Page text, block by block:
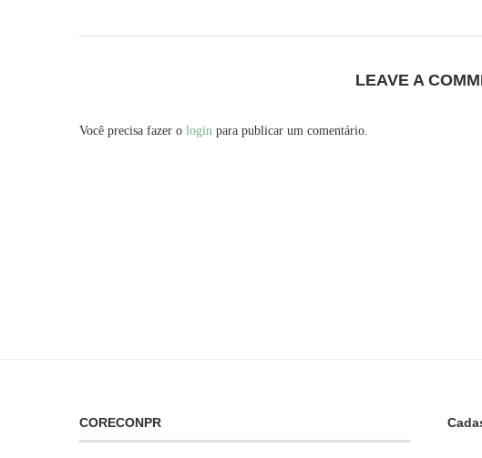
LEAVE A
Você precisa fazer o login para publicar um comentário.
CORECONPR